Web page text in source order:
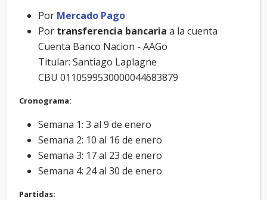
Por Mercado Pago
Por transferencia bancaria a la cuenta
Cuenta Banco Nacion - AAGo
Titular: Santiago Laplagne
CBU 0110599530000044683879
Cronograma:
Semana 1: 3 al 9 de enero
Semana 2: 10 al 16 de enero
Semana 3: 17 al 23 de enero
Semana 4: 24 al 30 de enero
Partidas: